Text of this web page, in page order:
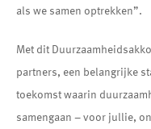
als we samen optrekken”.
Met dit
partners, een belangrijke
toekomst waarin
samengaan – voor jullie,